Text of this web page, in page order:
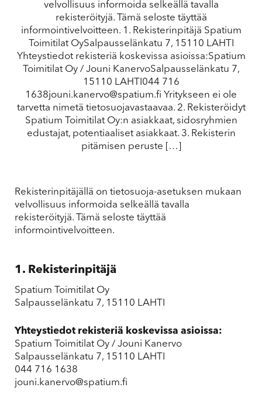
velvollisuus informoida selkeällä tavalla
rekisteröityjä. Tämä seloste täyttää
informointivelvoitteen. 1. Rekisterinpitäjä Spatium
Toimitilat OySalpausselänkatu 7, 15110 LAHTI
Yhteystiedot rekisteriä koskevissa asioissa:Spatium
Toimitilat Oy / Jouni KanervoSalpausselänkatu 7,
15110 LAHTI044 716
1638jouni.kanervo@spatium.fi Yritykseen ei ole
tarvetta nimetä tietosuojavastaavaa. 2. Rekisteröidyt
Spatium Toimitilat Oy:n asiakkaat, sidosryhmien
edustajat, potentiaaliset asiakkaat. 3. Rekisterin
pitämisen peruste […]
Rekisterinpitäjällä on tietosuoja-asetuksen mukaan
velvollisuus informoida selkeällä tavalla
rekisteröityjä. Tämä seloste täyttää
informointivelvoitteen.
1. Rekisterinpitäjä
Spatium Toimitilat Oy
Salpausselänkatu 7, 15110 LAHTI
Yhteystiedot rekisteriä koskevissa asioissa:
Spatium Toimitilat Oy / Jouni Kanervo
Salpausselänkatu 7, 15110 LAHTI
044 716 1638
jouni.kanervo@spatium.fi